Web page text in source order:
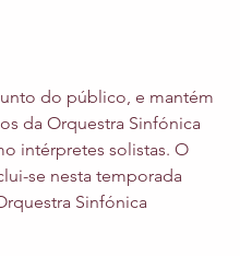
do público, e mantém
da Orquestra Sinfónica
intérpretes solistas. O
se nesta temporada
Sinfónica